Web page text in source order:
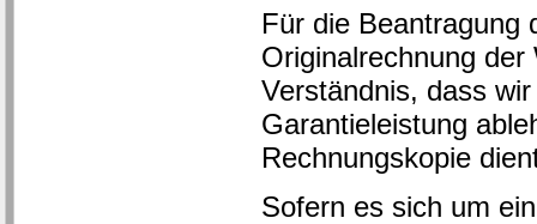
Für die Beantragung
Originalrechnung
Verständnis, dass
Garantieleistung
Rechnungskopie
Sofern es sich um